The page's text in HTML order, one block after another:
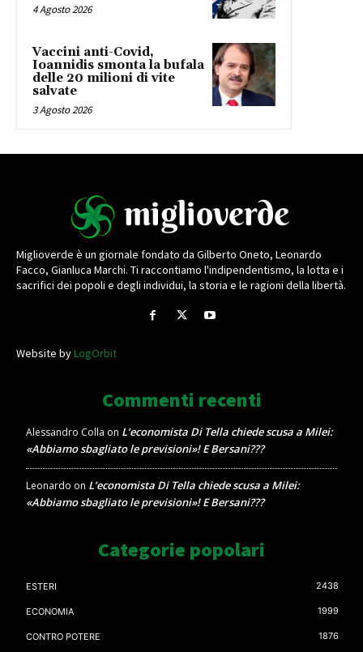
4 Agosto 2026
Vaccini anti-Covid,
Ioannidis smonta la bufala
delle 20 milioni di vite
salvate
3 Agosto 2026
Miglioverde è un giornale fondato da Gilberto Oneto, Leonardo
Facco, Gianluca Marchi. Ti raccontiamo l'indipendentismo, la lotta e i
sacrifici dei popoli e degli individui, la storia e le ragioni della libertà.
Website byLogOrbit
Commenti recenti
Alessandro Colla on L’economista Di Tella chiede scusa a Milei:
«Abbiamo sbagliato le previsioni»! E Bersani???
Leonardo on L’economista Di Tella chiede scusa a Milei:
«Abbiamo sbagliato le previsioni»! E Bersani???
Categorie popolari
ESTERI 2438
ECONOMIA 1999
CONTRO POTERE 1876